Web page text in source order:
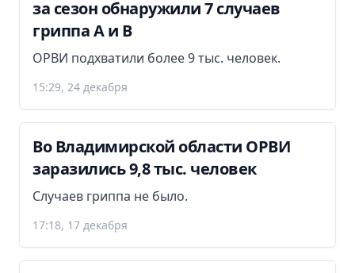
за сезон обнаружили 7 случаев
гриппа А и В
ОРВИ подхватили более 9 тыс. человек.
15:29, 24 декабря
Во Владимирской области ОРВИ
заразились 9,8 тыс. человек
Случаев гриппа не было.
17:18, 17 декабря